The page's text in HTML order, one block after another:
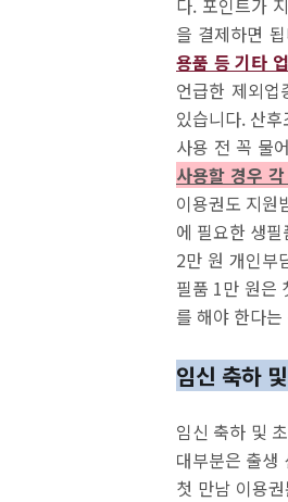
다. 포인트가
을 결제하면
용품 등 기타
언급한 제외
있습니다. 산
사용 전 꼭 물
사용할 경우
이용권도 지원
에 필요한 생
2만 원 개인부
필품 1만 원은
를 해야 한다
임신 축하
임신 축하 및
대부분은 출생
첫 만남 이용